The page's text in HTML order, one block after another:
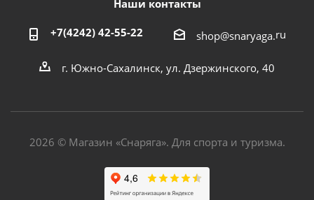
Наши контакты
+7(4242) 42-55-22 shop@snaryaga.ru
г. Южно-Сахалинск, ул. Дзержинского, 40
2026 © Магазин «Снаряга». Для спорта и туризма.